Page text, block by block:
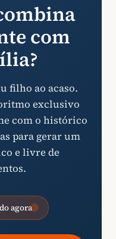
com
filho ao acaso.
exclusivo
com o histórico
para gerar um
e livre de
agora